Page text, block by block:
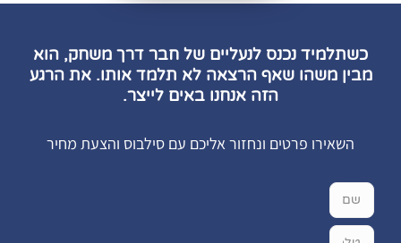
כשתלמיד נכנס לנעליים של חבר דרך משחק, הוא
מבין משהו שאף הרצאה לא תלמד אותו. את הרגע
הזה אנחנו באים לייצר.
השאירו פרטים ונחזור אליכם עם סילבוס והצעת מחיר